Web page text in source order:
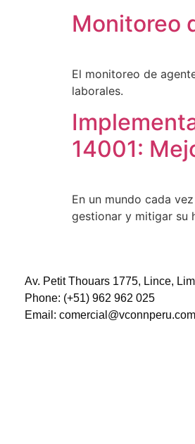
Monitoreo
El monitoreo de
laborales.
14001:
En un mundo cada
gestionar y mitigar su
Av. Petit Thouars 1775, Lince,
Phone: (+51) 962 962 025
Email: comercial@vconnperu.com